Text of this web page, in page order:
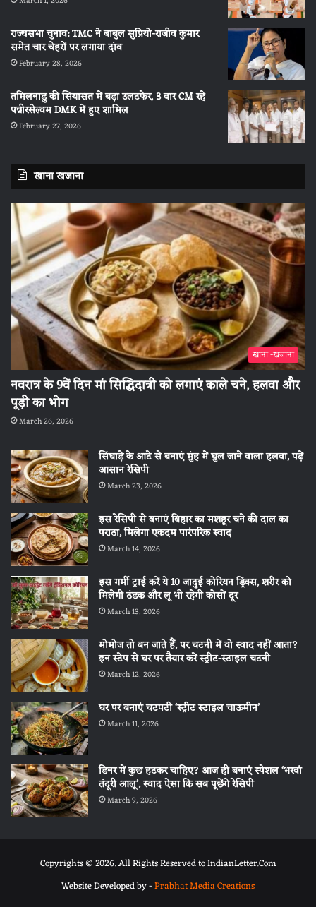
राज्यसभा चुनाव: TMC ने बाबुल सुप्रियो-राजीव कुमार
समेत चार चेहरों पर लगाया दांव
February 28, 2026
तमिलनाडु की सियासत में बड़ा उलटफेर, 3 बार CM रहे
पन्नीरसेल्वम DMK में हुए शामिल
February 27, 2026
खाना खजाना
खाना -खजाना
नवरात्र के 9वें दिन मां सिद्धिदात्री को लगाएं काले चने, हलवा और
पूड़ी का भोग
March 26, 2026
सिंघाड़े के आटे से बनाएं मुंह में घुल जाने वाला हलवा, पढ़ें
आसान रेसिपी
March 23, 2026
इस रेसिपी से बनाएं बिहार का मशहूर चने की दाल का
पराठा, मिलेगा एकदम पारंपरिक स्वाद
March 14, 2026
इस गर्मी ट्राई करें ये 10 जादुई कोरियन ड्रिंक्स, शरीर को
मिलेगी ठंडक और लू भी रहेगी कोसों दूर
March 13, 2026
मोमोज तो बन जाते हैं, पर चटनी में वो स्वाद नहीं आता?
इन स्टेप से घर पर तैयार करें स्ट्रीट-स्टाइल चटनी
March 12, 2026
घर पर बनाएं चटपटी ‘स्ट्रीट स्टाइल चाऊमीन’
March 11, 2026
डिनर में कुछ हटकर चाहिए? आज ही बनाएं स्पेशल ‘भरवां
तंदूरी आलू’, स्वाद ऐसा कि सब पूछेंगे रेसिपी
March 9, 2026
Copyrights © 2026. All Rights Reserved to IndianLetter.Com
Website Developed by -Prabhat Media Creations